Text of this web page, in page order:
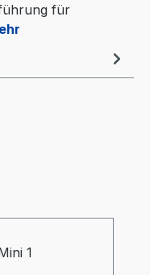
für